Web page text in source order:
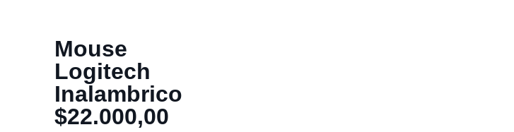
Mouse
Logitech
Inalambrico
$22.000,00